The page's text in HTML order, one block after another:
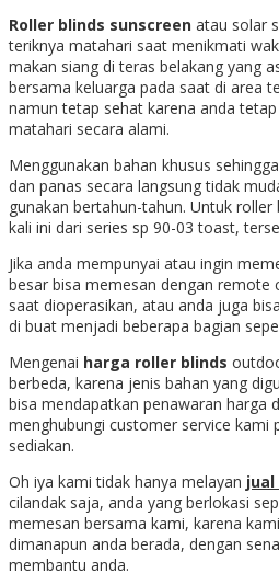
Roller blinds sunscreen atau solar
teriknya matahari saat menikmati
makan siang di teras belakang yang
bersama keluarga pada saat di area
namun tetap sehat karena anda
matahari secara alami.
Menggunakan bahan khusus
dan panas secara langsung tidak
gunakan bertahun-tahun. Untuk
kali ini dari series sp 90-03 toast,
Jika anda mempunyai atau ingin
besar bisa memesan dengan remote
saat dioperasikan, atau anda juga
di buat menjadi beberapa bagian
Mengenai harga roller blinds
berbeda, karena jenis bahan yang
bisa mendapatkan penawaran harga
menghubungi customer service kami
sediakan.
Oh iya kami tidak hanya melayan jual
cilandak saja, anda yang berlokasi
memesan bersama kami, karena
dimanapun anda berada, dengan
membantu anda.